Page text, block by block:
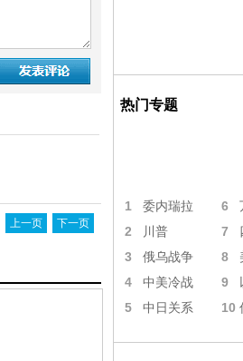
上一页 下一页
热门专题
1 委内瑞拉 6
2 川普 7
3 俄乌战争 8
4 中美冷战 9
5 中日关系 10